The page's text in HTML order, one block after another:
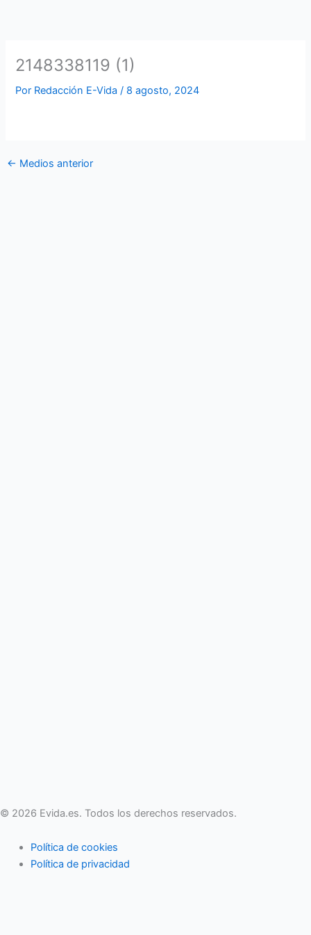
2148338119 (1)
Por Redacción E-Vida/ 8 agosto, 2024
← Medios anterior
© 2026 Evida.es. Todos los derechos reservados.
Política de cookies
Política de privacidad